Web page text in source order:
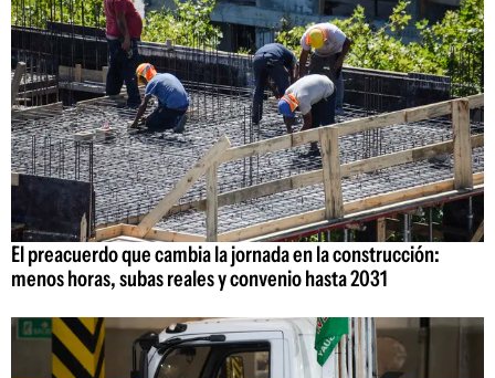
El preacuerdo que cambia la jornada en la construcción:
menos horas, subas reales y convenio hasta 2031